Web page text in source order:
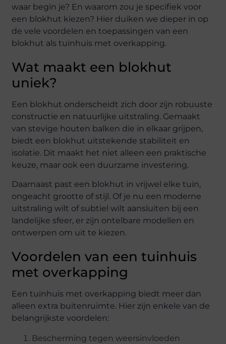
waar begin je? En waarom zou je specifiek voor
een blokhut kiezen? Hier duiken we dieper in op
de vele voordelen en toepassingen van een
blokhut als tuinhuis met overkapping.
Wat maakt een blokhut
uniek?
Een blokhut onderscheidt zich door zijn robuuste
constructie en natuurlijke uitstraling. Gemaakt
van stevige houten balken die in elkaar grijpen,
biedt een blokhut uitstekende stabiliteit en
isolatie. Dit maakt het niet alleen een praktische
keuze, maar ook een duurzame investering.
Daarnaast past een blokhut in vrijwel elke tuin,
ongeacht grootte of stijl. Of je nu een moderne
uitstraling wilt of subtiel wilt aansluiten bij een
landelijke sfeer, er zijn ontelbare modellen en
ontwerpen om uit te kiezen.
Voordelen van een tuinhuis
met overkapping
Een tuinhuis met overkapping biedt meer dan
alleen extra buitenruimte. Hier zijn enkele van de
belangrijkste voordelen:
Bescherming tegen weersinvloeden